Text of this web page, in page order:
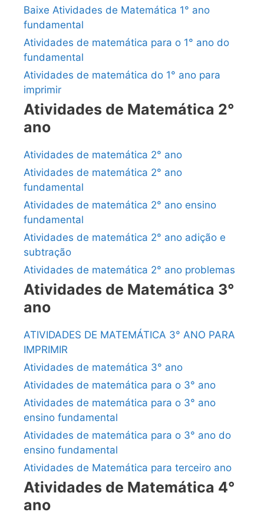
Baixe Atividades de Matemática 1° ano
fundamental
Atividades de matemática para o 1° ano do
fundamental
Atividades de matemática do 1° ano para
imprimir
Atividades de Matemática 2°
ano
Atividades de matemática 2° ano
Atividades de matemática 2° ano
fundamental
Atividades de matemática 2° ano ensino
fundamental
Atividades de matemática 2° ano adição e
subtração
Atividades de matemática 2° ano problemas
Atividades de Matemática 3°
ano
ATIVIDADES DE MATEMÁTICA 3° ANO PARA
IMPRIMIR
Atividades de matemática 3° ano
Atividades de matemática para o 3° ano
Atividades de matemática para o 3° ano
ensino fundamental
Atividades de matemática para o 3° ano do
ensino fundamental
Atividades de Matemática para terceiro ano
Atividades de Matemática 4°
ano